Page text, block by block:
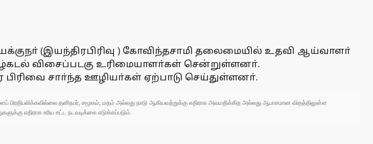
(இயந்திரபிரிவு ) கோவிந்தசாமி தலைமையில் உதவி ஆய்வாளா்
விசைப்படகு உரிமையாளா்கள் சென்றுள்ளனா்.
சாா்ந்த ஊழியா்கள் ஏற்பாடு செய்துள்ளனா்.
பிரதிபலிக்கவில்லை.தனிநபர், சமூகம், மதம் அல்லது நாடு ஆகியவற்றுக்கு எதிராக அவமதிக்கிற அல்லது ஆபாசமான விதத்திலுள்ள
எதிராக உரிய சட்ட நடவடிக்கை எடுக்கப்படும்.